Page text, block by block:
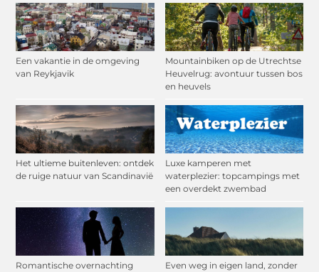
Een vakantie in de omgeving
van Reykjavik
Mountainbiken op de Utrechtse
Heuvelrug: avontuur tussen bos
en heuvels
Het ultieme buitenleven: ontdek
de ruige natuur van Scandinavië
Luxe kamperen met
waterplezier: topcampings met
een overdekt zwembad
Romantische overnachting
Even weg in eigen land, zonder